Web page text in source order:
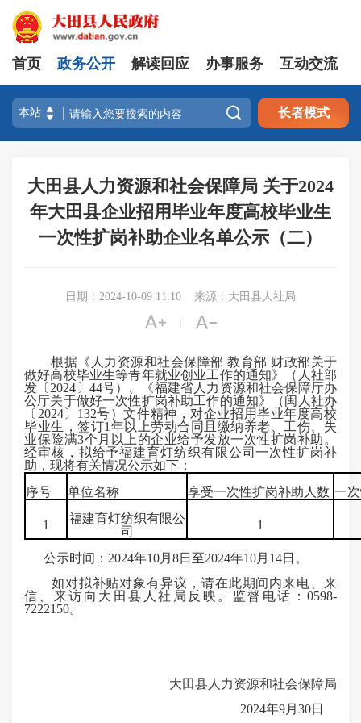
首页 政务公开 解读回应 办事服务 互动交流
 长者模式
大田县人力资源和社会保障局 关于2024
年大田县企业招用毕业年度高校毕业生
一次性扩岗补助企业名单公示（二）
日期：2024-10-09 11:10 来源：大田县人社局
 
根据《人力资源和社会保障部 教育部 财政部关于
做好高校毕业生等青年就业创业工作的通知》（人社部
发〔2024〕44号）、《福建省人力资源和社会保障厅办
公厅关于做好一次性扩岗补助工作的通知》（闽人社办
〔2024〕132号）文件精神，对企业招用毕业年度高校
毕业生，签订1年以上劳动合同且缴纳养老、工伤、失
业保险满3个月以上的企业给予发放一次性扩岗补助。
经审核，拟给予福建育灯纺织有限公司一次性扩岗补
助，现将有关情况公示如下：
序号
单位名称 享受一次性扩岗补助人数 一
1
福建育灯纺织有限公
司
1
公示时间：2024年10月8日至2024年10月14日。
如对拟补贴对象有异议，请在此期间内来电、来
信、来访向大田县人社局反映。监督电话：0598-
7222150。
大田县人力资源和社会保障局
2024年9月30日